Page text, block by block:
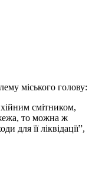
міського голову:
смітником,
то можна ж
для її ліквідації”,